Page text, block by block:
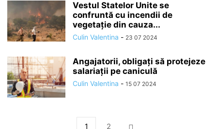
Vestul Statelor Unite se
confruntă cu incendii de
vegetație din cauza...
Culin Valentina - 23 07 2024
Angajatorii, obligați să protejeze
salariații pe caniculă
Culin Valentina - 15 07 2024
1 2